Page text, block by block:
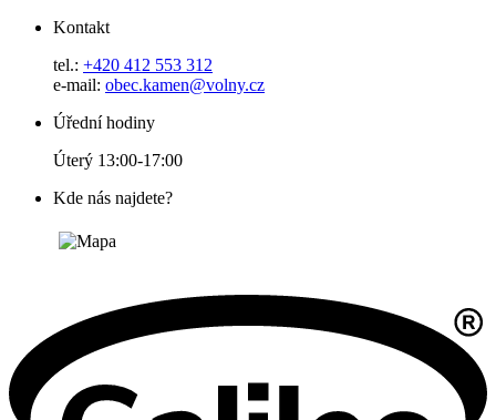
Kontakt
tel.: +420 412 553 312
e-mail: obec.kamen@volny.cz
Úřední hodiny
Úterý 13:00-17:00
Kde nás najdete?